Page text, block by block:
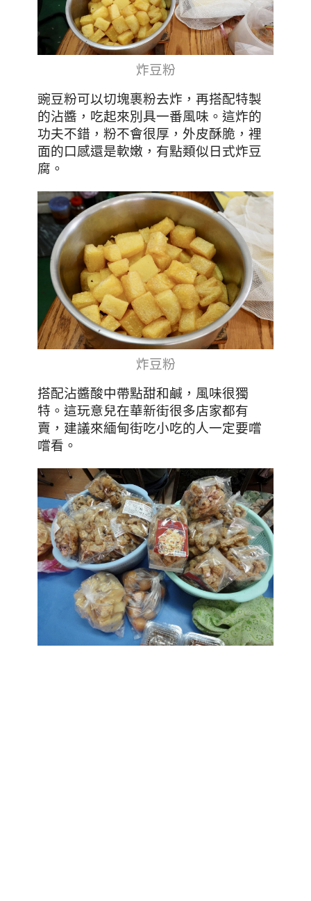
炸豆粉
豌豆粉可以切塊裹粉去炸，再搭配特製
的沾醬，吃起來別具一番風味。這炸的
功夫不錯，粉不會很厚，外皮酥脆，裡
面的口感還是軟嫩，有點類似日式炸豆
腐。
炸豆粉
搭配沾醬酸中帶點甜和鹹，風味很獨
特。這玩意兒在華新街很多店家都有
賣，建議來緬甸街吃小吃的人一定要嚐
嚐看。